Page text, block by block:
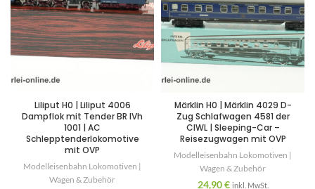
Liliput H0 | Liliput 4006
Dampflok mit Tender BR IVh
1001 | AC
Schlepptenderlokomotive
mit OVP
Modelleisenbahn Lokomotiven |
Wagen & Zubehör
Märklin H0 | Märklin 4029 D-
Zug Schlafwagen 4581 der
CIWL | Sleeping-Car –
Reisezugwagen mit OVP
Modelleisenbahn Lokomotiven |
Wagen & Zubehör
24,90€ inkl. MwSt.